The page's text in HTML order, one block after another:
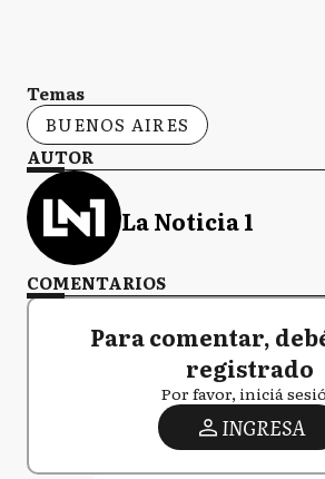
Temas
BUENOS AIRES
AUTOR
La Noticia 1
COMENTARIOS
Para comentar,
registrado
Por favor, iniciá
INGRESA